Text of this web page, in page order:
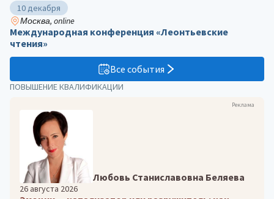
ПОВЫШЕНИЕ КВАЛИФИКАЦИИ
Реклама
Любовь Станиславовна Беляева
26 августа 2026
10 декабря
Москва, online
Международная конференция «Леонтьевские
чтения»
Все события